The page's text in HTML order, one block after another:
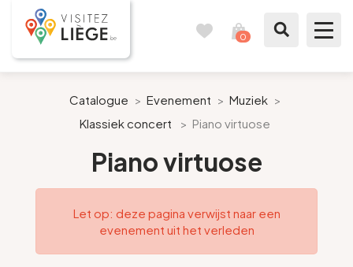
0
Bereid mijn verblijf voor
Onze suggesties
Pays de Liège
Catalogue > Evenement > Muziek >
Klassiek concert
> Piano virtuose
Piano virtuose
Let op: deze pagina verwijst naar een
evenement uit het verleden